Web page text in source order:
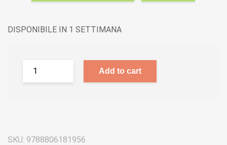
DISPONIBILE IN 1 SETTIMANA
Add to cart
SKU: 9788806181956